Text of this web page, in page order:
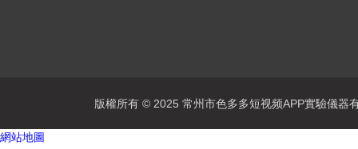
版權所有 © 2025 常州市色多多短视频APP實驗儀
網站地圖